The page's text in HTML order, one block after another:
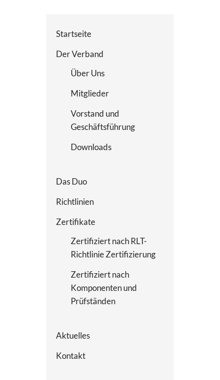
Startseite
Der Verband
Über Uns
Mitglieder
Vorstand und
Geschäftsführung
Downloads
Das Duo
Richtlinien
Zertifikate
Zertifiziert nach RLT-
Richtlinie Zertifizierung
Zertifiziert nach
Komponenten und
Prüfständen
Aktuelles
Kontakt